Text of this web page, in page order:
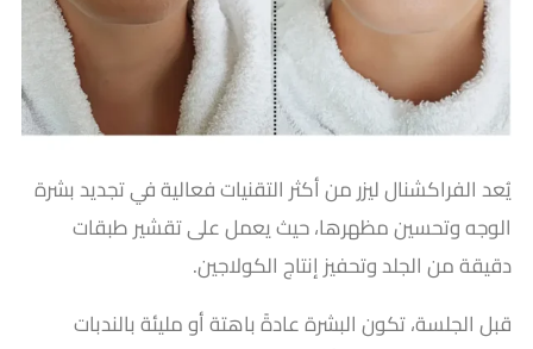
يُعد الفراكشنال ليزر من أكثر التقنيات فعالية في تجديد بشرة
الوجه وتحسين مظهرها، حيث يعمل على تقشير طبقات
دقيقة من الجلد وتحفيز إنتاج الكولاجين.
قبل الجلسة، تكون البشرة عادةً باهتة أو مليئة بالندبات